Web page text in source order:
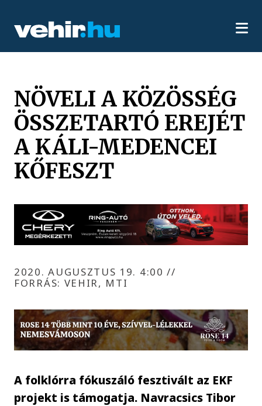
NÖVELI A KÖZÖSSÉG
ÖSSZETARTÓ EREJÉT
A KÁLI-MEDENCEI
KŐFESZT
2020. AUGUSZTUS 19. 4:00//
FORRÁS: VEHIR, MTI
A folklórra fókuszáló fesztivált az EKF
projekt is támogatja. Navracsics Tibor